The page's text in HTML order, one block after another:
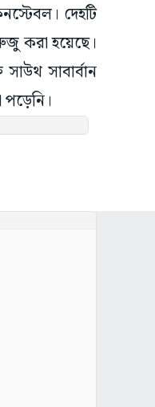
দেহটি
করা হয়েছে।
সাবার্বান